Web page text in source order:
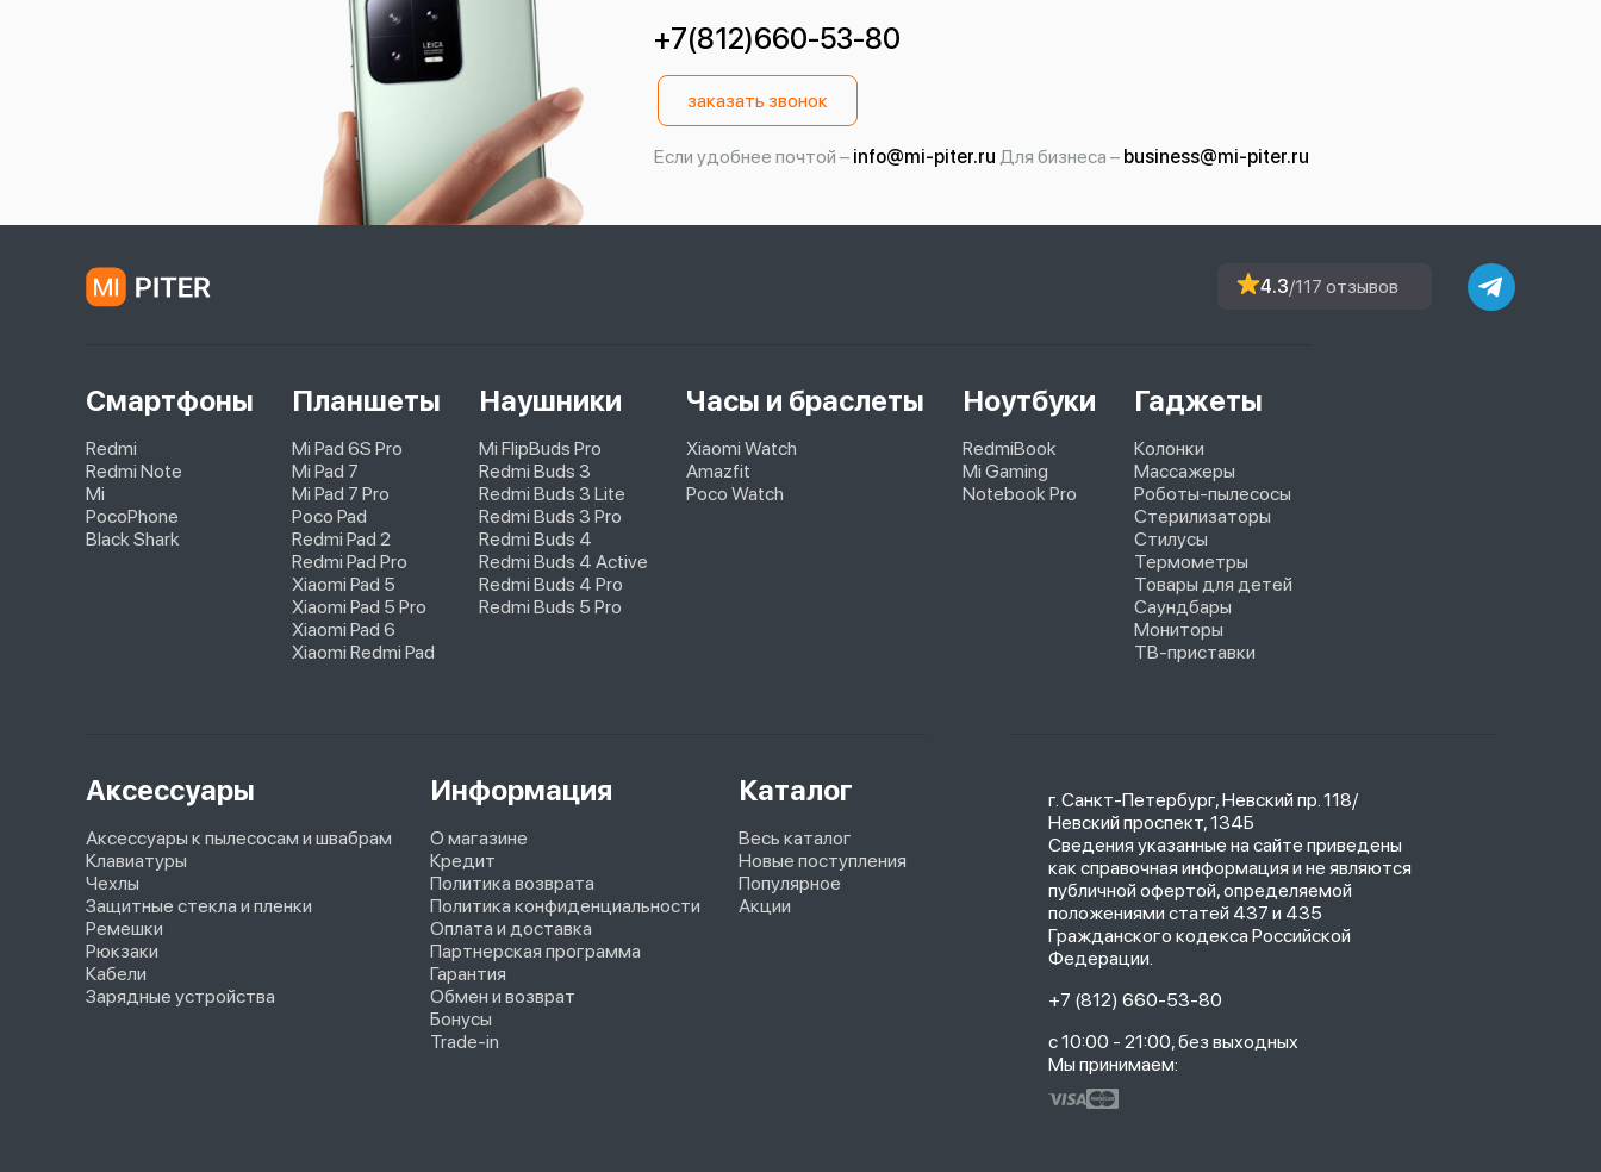
+7(812)660-53-80
заказать звонок
Если удобнее почтой – info@mi-piter.ru Для бизнеса – business@mi-piter.ru
4.3/117 отзывов
Смартфоны
Redmi
Redmi Note
Mi
PocoPhone
Black Shark
Планшеты
Mi Pad 6S Pro
Mi Pad 7
Mi Pad 7 Pro
Poco Pad
Redmi Pad 2
Redmi Pad Pro
Xiaomi Pad 5
Xiaomi Pad 5 Pro
Xiaomi Pad 6
Xiaomi Redmi Pad
Наушники
Mi FlipBuds Pro
Redmi Buds 3
Redmi Buds 3 Lite
Redmi Buds 3 Pro
Redmi Buds 4
Redmi Buds 4 Active
Redmi Buds 4 Pro
Redmi Buds 5 Pro
Часы и браслеты
Xiaomi Watch
Amazfit
Poco Watch
Ноутбуки
RedmiBook
Mi Gaming
Notebook Pro
Гаджеты
Колонки
Массажеры
Роботы-пылесосы
Стерилизаторы
Стилусы
Термометры
Товары для детей
Саундбары
Мониторы
ТВ-приставки
Аксессуары
Аксессуары к пылесосам и швабрам
Клавиатуры
Чехлы
Защитные стекла и пленки
Ремешки
Рюкзаки
Кабели
Зарядные устройства
Информация
О магазине
Кредит
Политика возврата
Политика конфиденциальности
Оплата и доставка
Партнерская программа
Гарантия
Обмен и возврат
Бонусы
Trade-in
Каталог
Весь каталог
Новые поступления
Популярное
Акции
г. Санкт-Петербург, Невский пр. 118/
Невский проспект, 134Б
Сведения указанные на сайте приведены
как справочная информация и не являются
публичной офертой, определяемой
положениями статей 437 и 435
Гражданского кодекса Российской
Федерации.
+7 (812) 660-53-80
с 10:00 - 21:00, без выходных
Мы принимаем: